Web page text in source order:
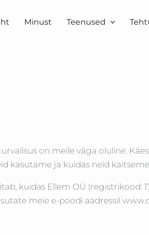
Minust Teenused
on meile väga oluline.
kasutame ja kuidas neid
kuidas Ellem OÜ (registrikood:
meie e-poodi aadressil